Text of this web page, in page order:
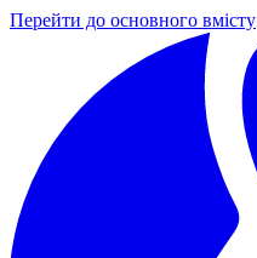
Перейти до основного вмісту